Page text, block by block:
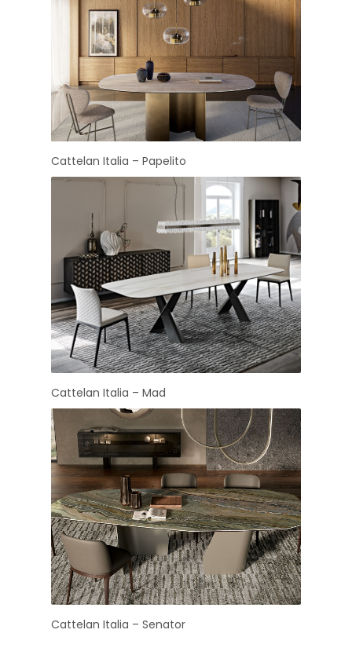
Cattelan Italia – Papelito
Cattelan Italia – Mad
Cattelan Italia – Senator